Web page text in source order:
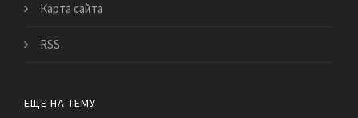
Карта сайта
RSS
ЕЩЕ НА ТЕМУ